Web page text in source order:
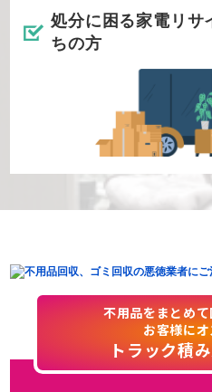
処分に困る家電リサ
ちの方
不用品をまとめ
お客様に
トラック積